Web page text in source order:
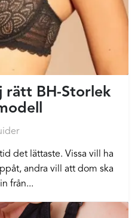
rätt BH-Storlek
det lättaste. Vissa vill ha
andra vill att dom ska
från...